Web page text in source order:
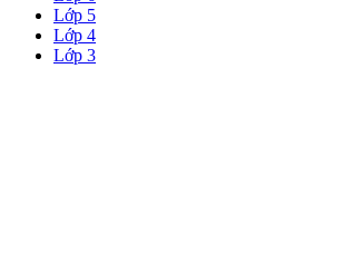
Lớp 5
Lớp 4
Lớp 3